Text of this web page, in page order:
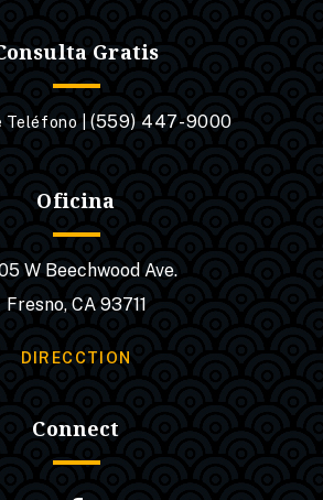
Gratis
Teléfono | (559) 447-9000
Oficina
W Beechwood Ave.
Fresno, CA 93711
DIRECCTION
Connect